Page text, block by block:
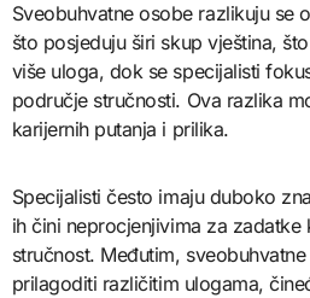
Sveobuhvatne osobe razlikuju se
što posjeduju širi skup vještina,
više uloga, dok se specijalisti
područje stručnosti. Ova razlika
karijernih putanja i prilika.
Specijalisti često imaju duboko
ih čini neprocjenjivima za
stručnost. Međutim,
prilagoditi različitim ulogama,